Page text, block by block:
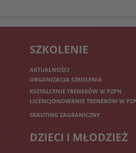
SZKOLENIE
AKTUALNOŚCI
ORGANIZACJA SZKOLENIA
KSZTAŁCENIE TRENERÓW W PZPN
LICENCJONOWANIE TRENERÓW W
SKAUTING ZAGRANICZNY
DZIECI I MŁODZIEŻ